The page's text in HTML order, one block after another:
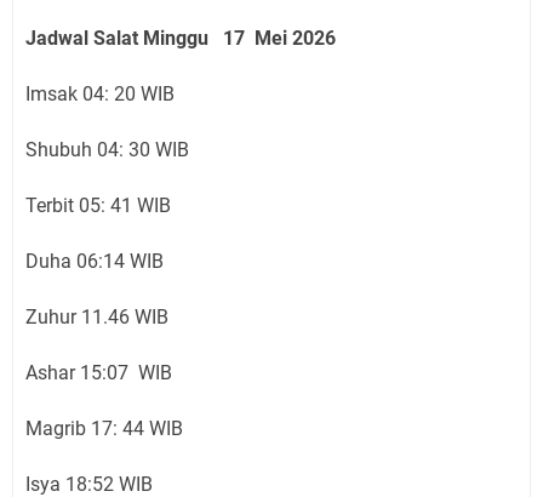
Jadwal Salat Minggu 17 Mei 2026
Imsak 04: 20 WIB
Shubuh 04: 30 WIB
Terbit 05: 41 WIB
Duha 06:14 WIB
Zuhur 11.46 WIB
Ashar 15:07 WIB
Magrib 17: 44 WIB
Isya 18:52 WIB